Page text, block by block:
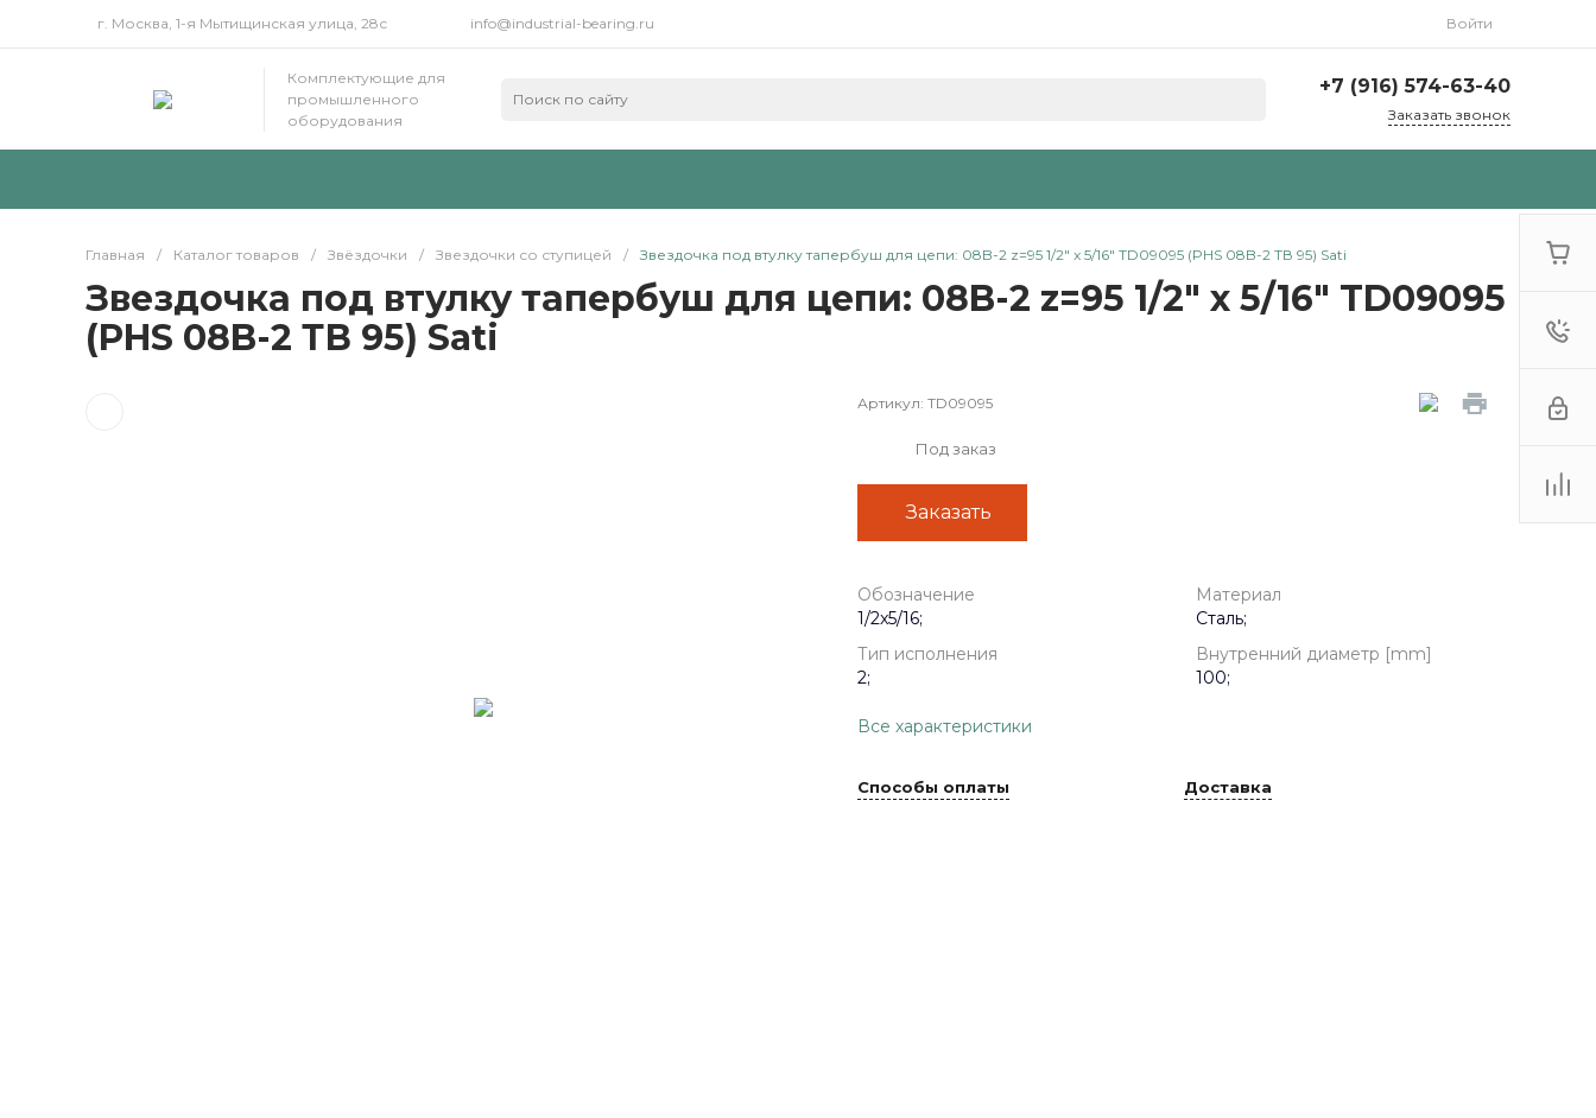
г. Москва, 1-я Мытищинская улица, 28с info@industrial-bearing.ru Войти
Комплектующие для
промышленного
оборудования
+7 (916) 574-63-40
Заказать звонок
Главная / Каталог товаров / Звёздочки / Звездочки со ступицей / Звездочка под втулку тапербуш для цепи: 08B-2 z=95 1/2" x 5/16" TD09095 (PHS 08B-2 ТВ 95) Sati
Звездочка под втулку тапербуш для цепи: 08B-2 z=95 1/2" x 5/16" TD09095
(PHS 08B-2 ТВ 95) Sati
Артикул: TD09095
Под заказ
Заказать
Обозначение
1/2x5/16;
Материал
Сталь;
Тип исполнения
2;
Внутренний диаметр [mm]
100;
Все характеристики
Способы оплаты Доставка